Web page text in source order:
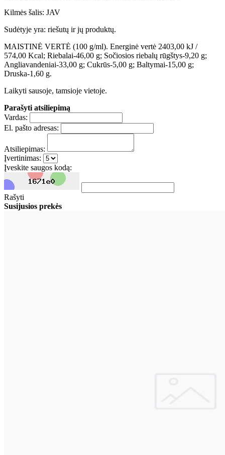
Kilmės šalis: JAV
Sudėtyje yra: riešutų ir jų produktų.
MAISTINĖ VERTĖ (100 g/ml). Energinė vertė 2403,00 kJ /
574,00 Kcal; Riebalai-46,00 g; Sočiosios riebalų rūgštys-9,20 g;
Angliavandeniai-33,00 g; Cukrūs-5,00 g; Baltymai-15,00 g;
Druska-1,60 g.
Laikyti sausoje, tamsioje vietoje.
Parašyti atsiliepimą
Vardas:
El. pašto adresas:
Atsiliepimas:
Įvertinimas:
Įveskite saugos kodą:
Rašyti
Susijusios prekės